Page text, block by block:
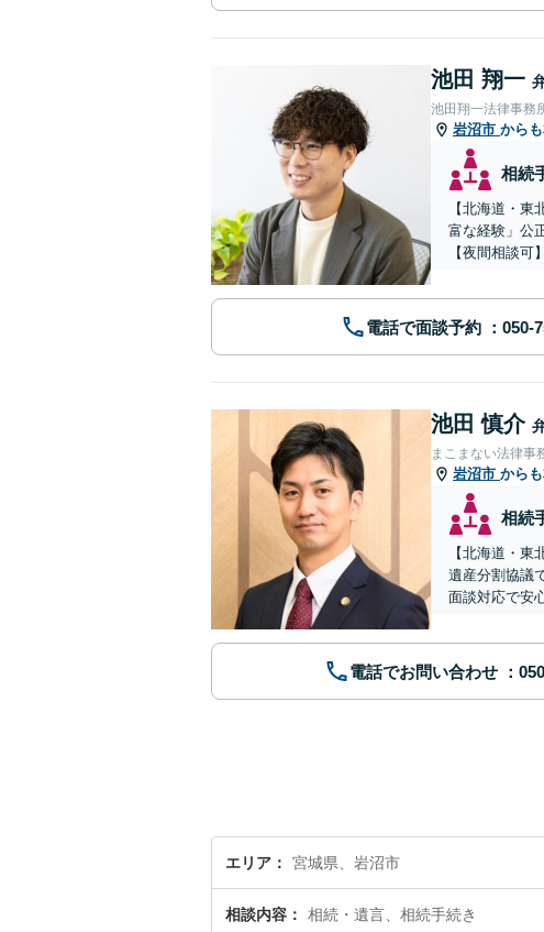
池田 翔一
池田翔一法律事務
岩沼市 から
相続
【北海道・
富な経験」公
【夜間相談可】
電話で面談予約
池田 慎介
まこまない法律事
岩沼市 から
相続
【北海道・
遺産分割協議
面談対応で安
電話でお問い合わせ
エリア 宮城県、岩沼市
相談内容 相続・遺言、相続手続き